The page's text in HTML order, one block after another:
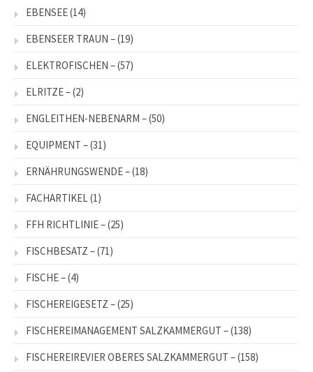
EBENSEE(14)
EBENSEER TRAUN –(19)
ELEKTROFISCHEN –(57)
ELRITZE –(2)
ENGLEITHEN-NEBENARM –(50)
EQUIPMENT –(31)
ERNÄHRUNGSWENDE –(18)
FACHARTIKEL(1)
FFH RICHTLINIE –(25)
FISCHBESATZ –(71)
FISCHE –(4)
FISCHEREIGESETZ –(25)
FISCHEREIMANAGEMENT SALZKAMMERGUT –(138)
FISCHEREIREVIER OBERES SALZKAMMERGUT –(158)